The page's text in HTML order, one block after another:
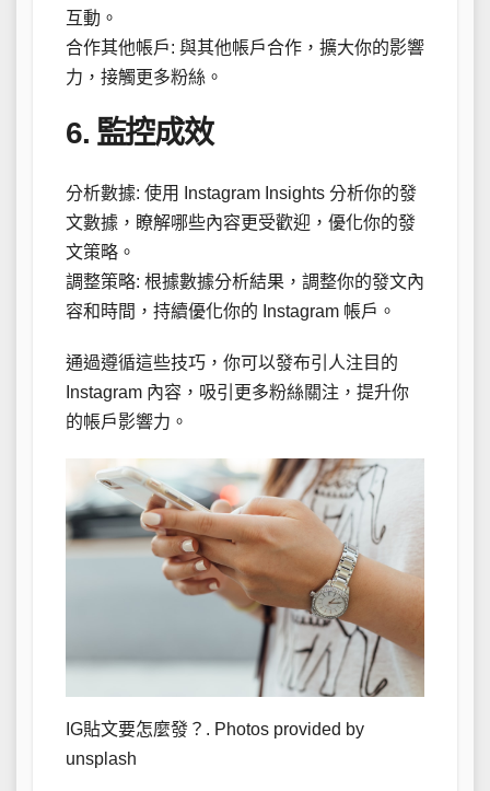
互動。
合作其他帳戶: 與其他帳戶合作，擴大你的影響
力，接觸更多粉絲。
6. 監控成效
分析數據: 使用 Instagram Insights 分析你的發
文數據，瞭解哪些內容更受歡迎，優化你的發
文策略。
調整策略: 根據數據分析結果，調整你的發文內
容和時間，持續優化你的 Instagram 帳戶。
通過遵循這些技巧，你可以發布引人注目的
Instagram 內容，吸引更多粉絲關注，提升你
的帳戶影響力。
IG貼文要怎麼發？. Photos provided by
unsplash